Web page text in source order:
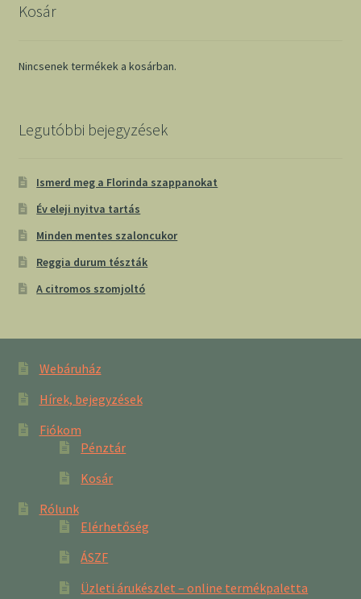
Kosár
Nincsenek termékek a kosárban.
Legutóbbi bejegyzések
Ismerd meg a Florinda szappanokat
Év eleji nyitva tartás
Minden mentes szaloncukor
Reggia durum tészták
A citromos szomjoltó
Webáruház
Hírek, bejegyzések
Fiókom
Pénztár
Kosár
Rólunk
Elérhetőség
ÁSZF
Üzleti árukészlet – online termékpaletta